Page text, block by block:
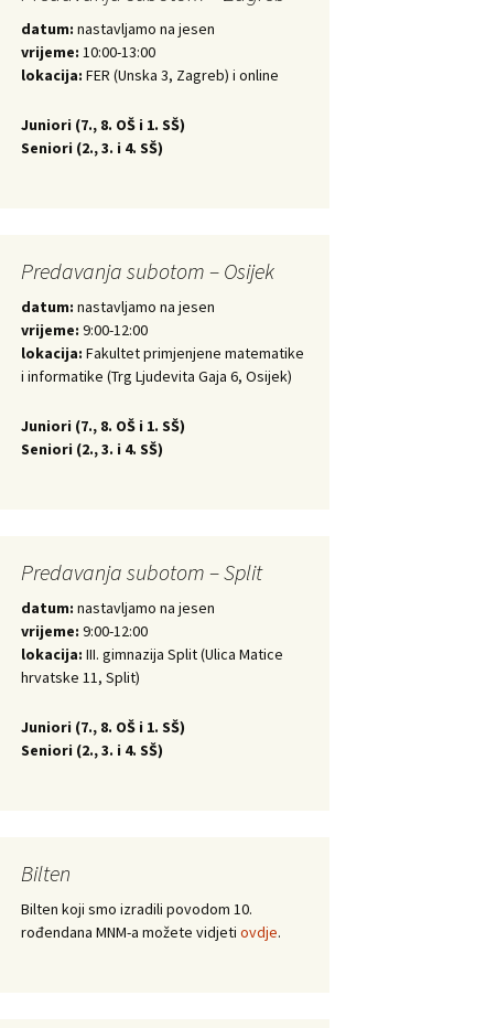
datum: nastavljamo na jesen
vrijeme: 10:00-13:00
lokacija: FER (Unska 3, Zagreb) i online
Juniori (7., 8. OŠ i 1. SŠ)
Seniori (2., 3. i 4. SŠ)
Predavanja subotom – Osijek
datum: nastavljamo na jesen
vrijeme: 9:00-12:00
lokacija: Fakultet primjenjene matematike
i informatike (Trg Ljudevita Gaja 6, Osijek)
Juniori (7., 8. OŠ i 1. SŠ)
Seniori (2., 3. i 4. SŠ)
Predavanja subotom – Split
datum: nastavljamo na jesen
vrijeme: 9:00-12:00
lokacija: III. gimnazija Split (Ulica Matice
hrvatske 11, Split)
Juniori (7., 8. OŠ i 1. SŠ)
Seniori (2., 3. i 4. SŠ)
Bilten
Bilten koji smo izradili povodom 10.
rođendana MNM-a možete vidjeti ovdje.